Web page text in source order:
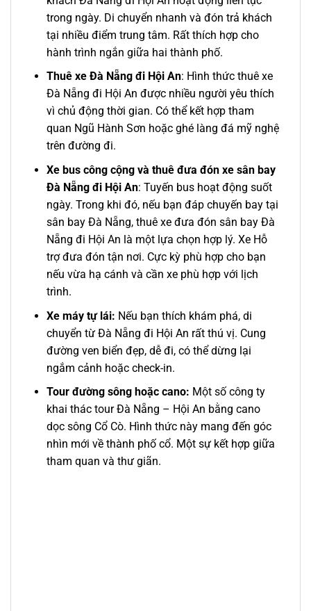
trong ngày. Di chuyển nhanh và đón trả khách
tại nhiều điểm trung tâm. Rất thích hợp cho
hành trình ngắn giữa hai thành phố.
Thuê xe Đà Nẵng đi Hội An: Hình thức thuê xe
Đà Nẵng đi Hội An được nhiều người yêu thích
vì chủ động thời gian. Có thể kết hợp tham
quan Ngũ Hành Sơn hoặc ghé làng đá mỹ nghệ
trên đường đi.
Xe bus công cộng và thuê đưa đón xe sân bay
Đà Nẵng đi Hội An: Tuyến bus hoạt động suốt
ngày. Trong khi đó, nếu bạn đáp chuyến bay tại
sân bay Đà Nẵng, thuê xe đưa đón sân bay Đà
Nẵng đi Hội An là một lựa chọn hợp lý. Xe Hỗ
trợ đưa đón tận nơi. Cực kỳ phù hợp cho bạn
nếu vừa hạ cánh và cần xe phù hợp với lịch
trình.
Xe máy tự lái: Nếu bạn thích khám phá, di
chuyển từ Đà Nẵng đi Hội An rất thú vị. Cung
đường ven biển đẹp, dễ đi, có thể dừng lại
ngắm cảnh hoặc check-in.
Tour đường sông hoặc cano: Một số công ty
khai thác tour Đà Nẵng – Hội An bằng cano
dọc sông Cổ Cò. Hình thức này mang đến góc
nhìn mới về thành phố cổ. Một sự kết hợp giữa
tham quan và thư giãn.